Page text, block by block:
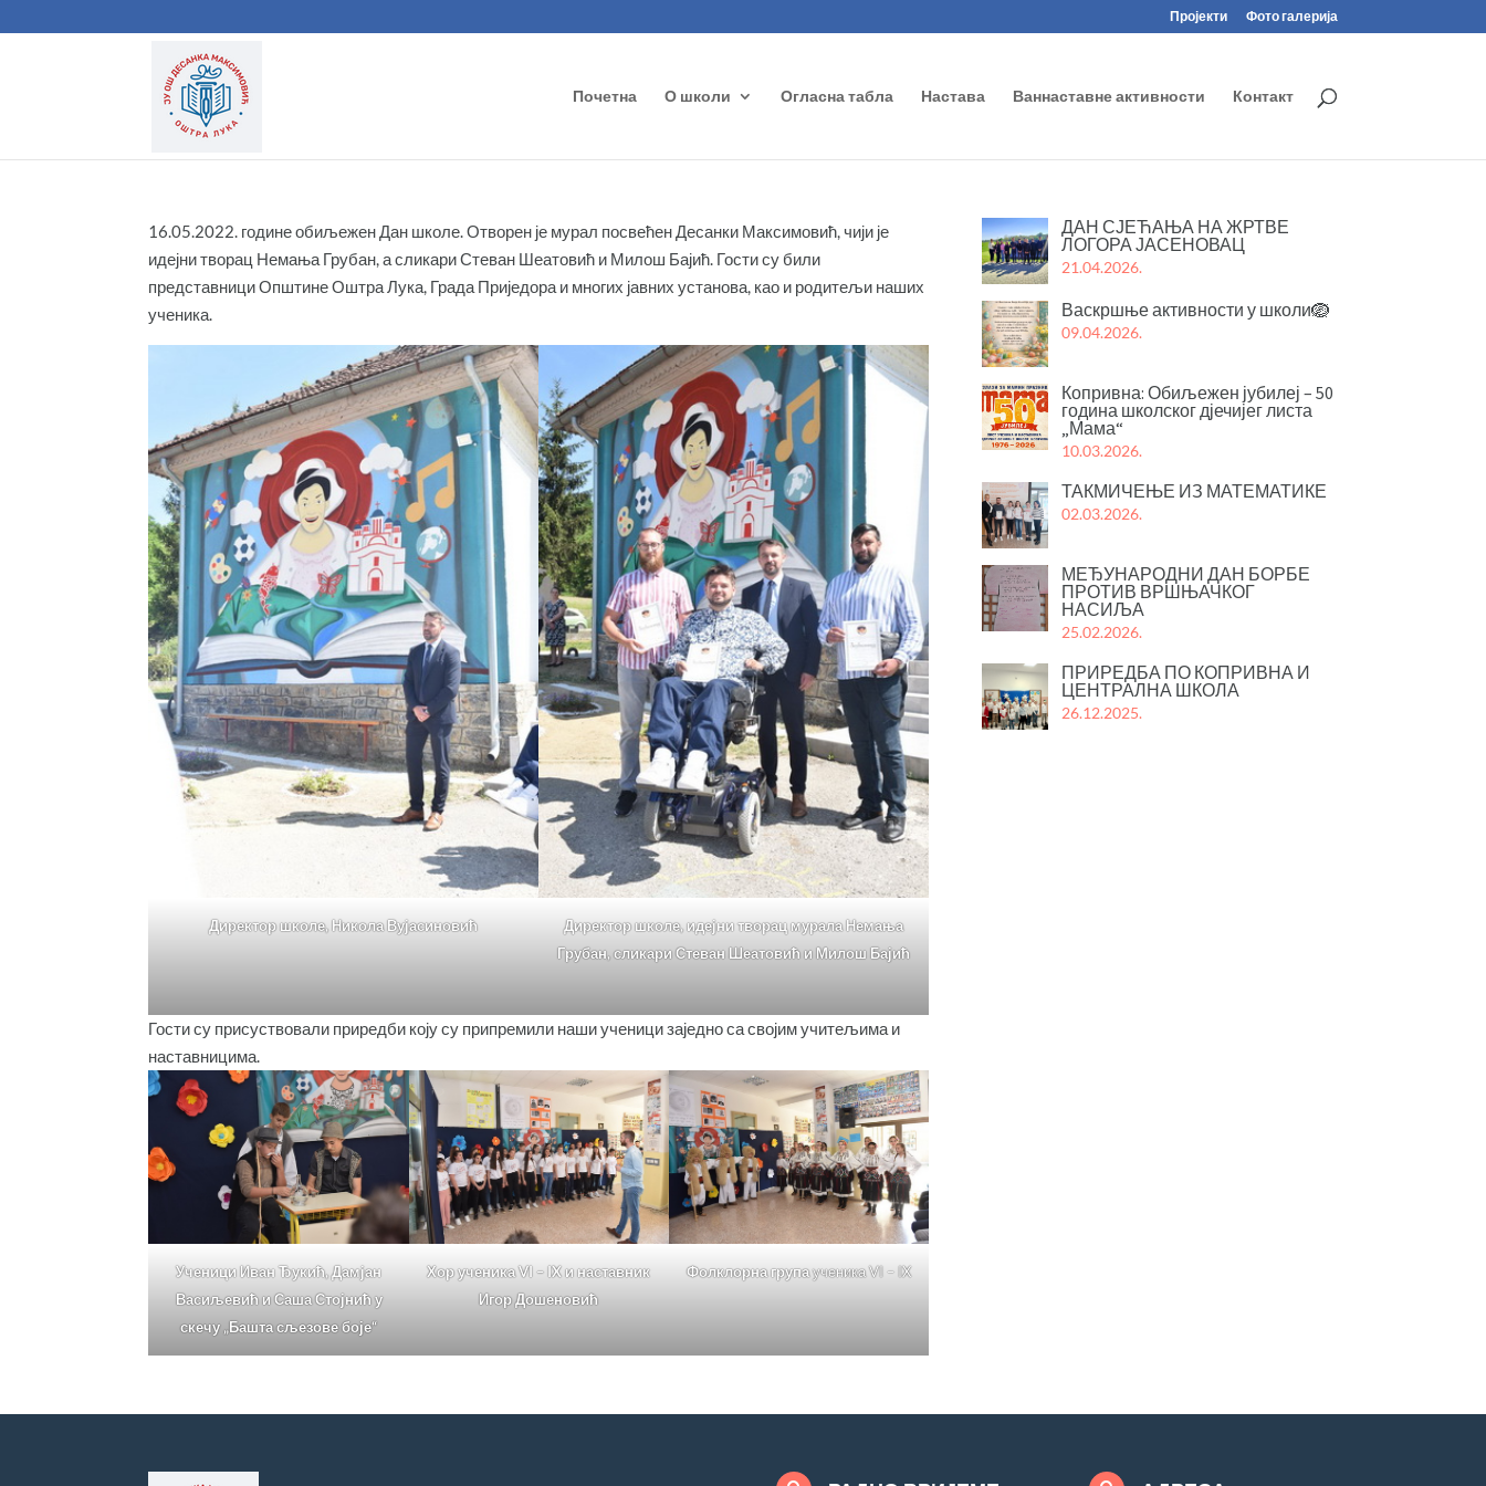
Пројекти Фото галерија
Почетна О школи Огласна табла Настава Ваннаставне активности Контакт
16.05.2022. године обиљежен Дан школе. Отворен је мурал посвећен Десанки Максимовић, чији је
идејни творац Немања Грубан, а сликари Стеван Шеатовић и Милош Бајић. Гости су били
представници Општине Оштра Лука, Града Приједора и многих јавних установа, као и родитељи наших
ученика.
Директор школе, Никола Вујасиновић
Директор школе, идејни творац мурала Немања
Грубан, сликари Стеван Шеатовић и Милош Бајић
Гости су присуствовали приредби коју су припремили наши ученици заједно са својим учитељима и
наставницима.
Ученици Иван Ђукић, Дамјан
Васиљевић и Саша Стојнић у
скечу „Башта сљезове боје“
Хор ученика VI – IX и наставник
Игор Дошеновић
Фолклорна групаученика VI – IX
ДАН СЈЕЋАЊА НА ЖРТВЕ
ЛОГОРА ЈАСЕНОВАЦ
21.04.2026.
Васкршње активности у школи🪺
09.04.2026.
Копривна: Обиљежен јубилеј – 50
година школског дјечијег листа
„Мама“
10.03.2026.
ТАКМИЧЕЊЕ ИЗ МАТЕМАТИКЕ
02.03.2026.
МЕЂУНАРОДНИ ДАН БОРБЕ
ПРОТИВ ВРШЊАЧКОГ
НАСИЉА
25.02.2026.
ПРИРЕДБА ПО КОПРИВНА И
ЦЕНТРАЛНА ШКОЛА
26.12.2025.